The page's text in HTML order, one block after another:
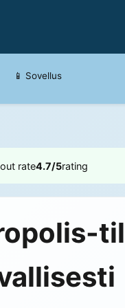
📱 Sovellus
rate4.7/5rating